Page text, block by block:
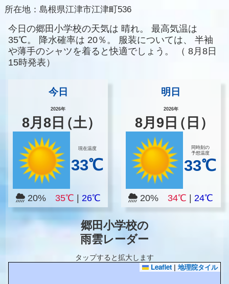
所在地： 島根県江津市江津町536
今日の郷田小学校の天気は 晴れ。
最高気温は
35℃。
降水確率は 20％。 服装については、
半袖
や薄手のシャツを着ると快適でしょう。
（ 8月8日
15時発表）
今日
2026年
8月8 日（土）
現在温度
33℃
20% 35℃ 26℃
明日
2026年
8月 9 日（日）
同時刻の
予想温度
33℃
20%34℃ |24℃
郷田小学校の
雨雲レーダー
タップすると拡大します
Leaflet | 地理院タイル